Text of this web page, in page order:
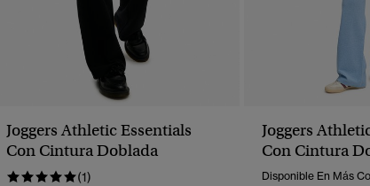
Joggers Athletic Essentials
Con Cintura Doblada
(1)
Joggers
Con Cintura
Disponible En Más